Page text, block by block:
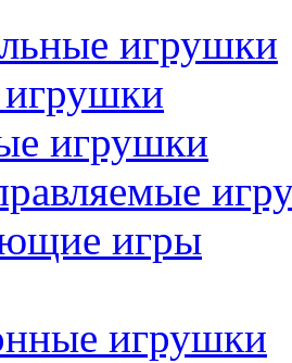
игрушки
игрушки
игры
игрушки